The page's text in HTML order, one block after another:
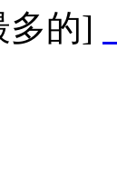
多的]